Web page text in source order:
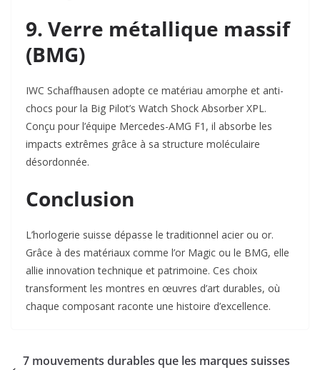
9. Verre métallique massif
(BMG)
IWC Schaffhausen adopte ce matériau amorphe et anti-
chocs pour la Big Pilot’s Watch Shock Absorber XPL.
Conçu pour l’équipe Mercedes-AMG F1, il absorbe les
impacts extrêmes grâce à sa structure moléculaire
désordonnée.
Conclusion
L’horlogerie suisse dépasse le traditionnel acier ou or.
Grâce à des matériaux comme l’or Magic ou le BMG, elle
allie innovation technique et patrimoine. Ces choix
transforment les montres en œuvres d’art durables, où
chaque composant raconte une histoire d’excellence.
7 mouvements durables que les marques suisses